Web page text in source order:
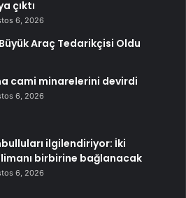
çıktı
6, 2026
Araç Tedarikçisi Oldu
cami minarelerini devirdi
6, 2026
ilgilendiriyor: İki
birbirine bağlanacak
6, 2026